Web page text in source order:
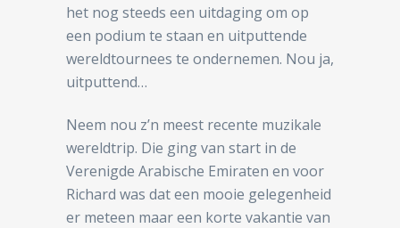
het nog steeds een uitdaging om op
een podium te staan en uitputtende
wereldtournees te ondernemen. Nou ja,
uitputtend…
Neem nou z’n meest recente muzikale
wereldtrip. Die ging van start in de
Verenigde Arabische Emiraten en voor
Richard was dat een mooie gelegenheid
er meteen maar een korte vakantie van